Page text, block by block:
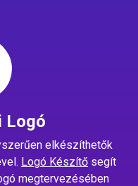
Logó
elkészíthetők
Logó Készítő segít
megtervezésében